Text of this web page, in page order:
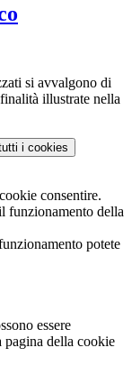
si avvalgono di
illustrate nella
i cookies
consentire.
funzionamento della
potete
essere
pagina della cookie